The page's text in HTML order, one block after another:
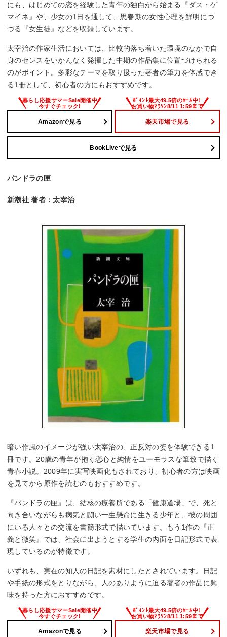
にも、はじめての恋を経験した青年の独白から始まる『ダス・ゲ
マイネ』や、少女の1日を通して、思春期の女性心理を鮮明につ
づる『女生徒』などを収録しています。
太宰治の作家生活においては、比較的落ち着いた環境のなかで自
身のセンスをいかんなく発揮した中期の作品集に位置づけられる
のがポイント。多彩なテーマを取り扱った著者の筆力を体感でき
る1冊として、初心者の方にもおすすめです。
Amazonで見る 楽天市場で見る
BookLiveで見る
パンドラの匣
新潮社 著者：太宰治
暗い作風のイメージが強い太宰治の、正反対の姿を体験できる1
冊です。20歳の青年が抱く恋心と純情をユーモラスな筆致で描く
青春小説。2009年に実写映画化もされており、初心者の方は映画
を見てから原作を読むのもおすすめです。
『パンドラの匣』は、結核の療養所である「健康道場」で、死と
向き合いながらも病気と闘い一生懸命に生きる少年と、彼の周囲
にいる人々との交流を書簡形式で描いています。もう1作の『正
義と微笑』では、社会に出ようとする学生の内面を日記形式で表
現しているのが特徴です。
いずれも、実在の知人の日記を素材にしたとされています。日記
や手紙の形式をとりながら、人のありように迫る著者の作品に興
味を持った方におすすめです。
Amazonで見る 楽天市場で見る